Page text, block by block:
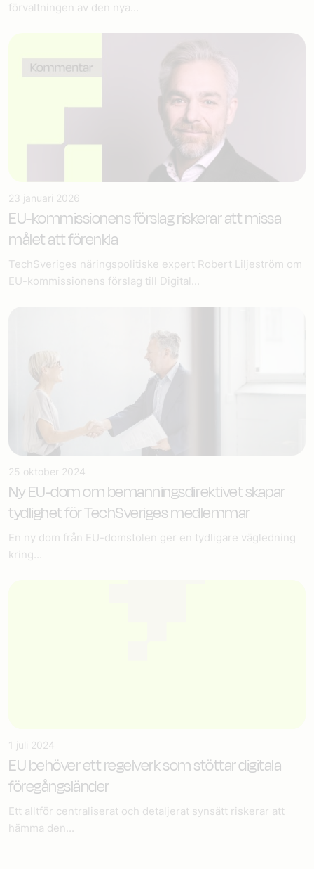
förvaltningen av den nya...
23 januari 2026
EU-kommissionens förslag riskerar att missa
målet att förenkla
TechSveriges näringspolitiske expert Robert Liljeström om
EU-kommissionens förslag till Digital...
25 oktober 2024
Ny EU-dom om bemannings­direktivet skapar
tydlighet för TechSveriges medlemmar
En ny dom från EU-domstolen ger en tydligare vägledning
kring...
1 juli 2024
EU behöver ett regelverk som stöttar digitala
föregångsländer
Ett alltför centraliserat och detaljerat synsätt riskerar att
hämma den...